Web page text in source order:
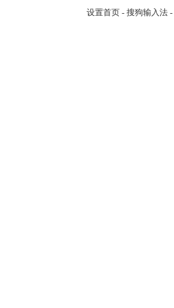
设置首页- 搜狗输入法-